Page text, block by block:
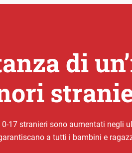
di
17 stranieri sono aumentati negli
a tutti i bambini e